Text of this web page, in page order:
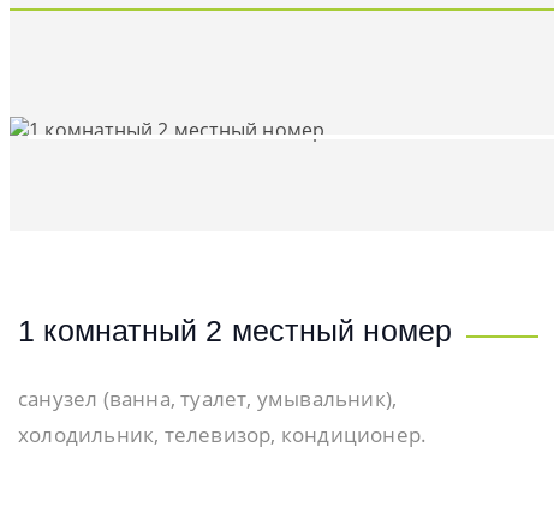
1 комнатный 2 местный номер
санузел (ванна, туалет, умывальник),
холодильник, телевизор, кондиционер.